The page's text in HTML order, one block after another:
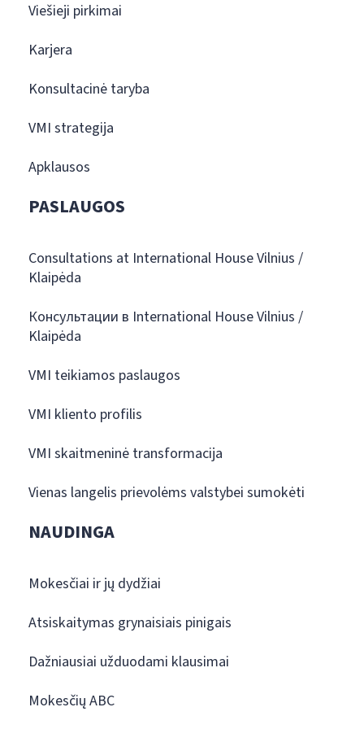
Viešieji pirkimai
Karjera
Konsultacinė taryba
VMI strategija
Apklausos
PASLAUGOS
Consultations at International House Vilnius /
Klaipėda
Консультации в International House Vilnius /
Klaipėda
VMI teikiamos paslaugos
VMI kliento profilis
VMI skaitmeninė transformacija
Vienas langelis prievolėms valstybei sumokėti
NAUDINGA
Mokesčiai ir jų dydžiai
Atsiskaitymas grynaisiais pinigais
Dažniausiai užduodami klausimai
Mokesčių ABC